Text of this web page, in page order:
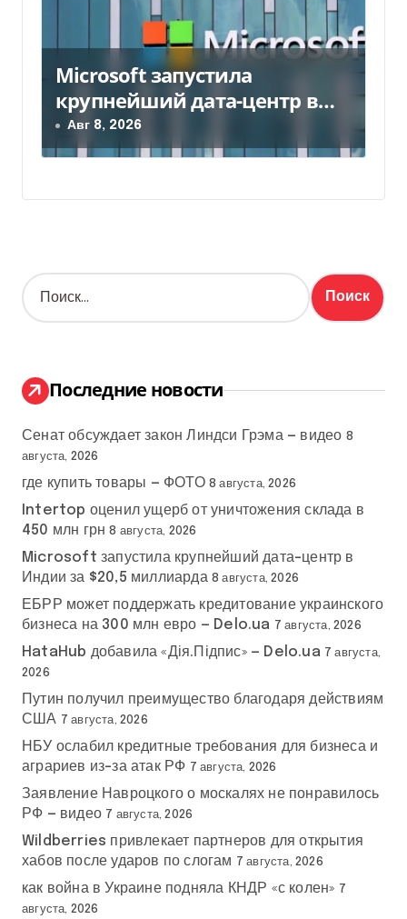
Microsoft запустила
крупнейший дата-центр в
Индии за $20,5 миллиарда
Авг 8, 2026
Н
а
:
Последние новости
Сенат обсуждает закон Линдси Грэма — видео 8
августа, 2026
где купить товары — ФОТО 8 августа, 2026
Intertop оценил ущерб от уничтожения склада в
450 млн грн 8 августа, 2026
Microsoft запустила крупнейший дата-центр в
Индии за $20,5 миллиарда 8 августа, 2026
ЕБРР может поддержать кредитование украинского
бизнеса на 300 млн евро — Delo.ua 7 августа, 2026
HataHub добавила «Дія.Підпис» — Delo.ua 7 августа,
2026
Путин получил преимущество благодаря действиям
США 7 августа, 2026
НБУ ослабил кредитные требования для бизнеса и
аграриев из-за атак РФ 7 августа, 2026
Заявление Навроцкого о москалях не понравилось
РФ — видео 7 августа, 2026
Wildberries привлекает партнеров для открытия
хабов после ударов по слогам 7 августа, 2026
как война в Украине подняла КНДР «с колен» 7
августа, 2026